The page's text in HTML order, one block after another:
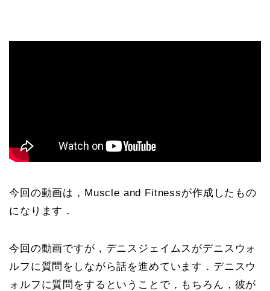
今回の動画は，Muscle and Fitnessが作成したもの
になります．
今回の動画ですが，デニスジェイムスがデニスウォ
ルフに質問をしながら話を進めています．デニスウ
ォルフに質問をするということで，もちろん，彼が